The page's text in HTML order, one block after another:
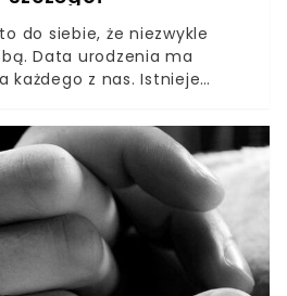
do siebie, że niezwykle
Data urodzenia ma
każdego z nas. Istnieje
i zwróci uwagę
detal! Tych 3 znaków po
Czy poziom inteligencji
od układu planet
Okazuje się, że jest to
zodiaku charakteryzują
sprytem i jasnością
jesteś w gronie wybranych.